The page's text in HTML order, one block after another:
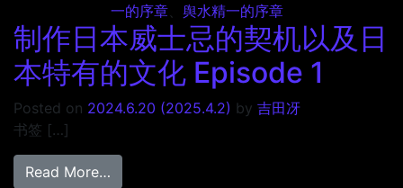
一的序章、 舆水精一的序章
制作日本威士忌的契机以及日
本特有的文化 Episode 1
Posted on 2024.6.20 (2025.4.2) by 吉田冴
书签 […]
Read More…